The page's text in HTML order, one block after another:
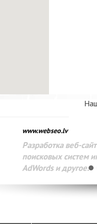
www.webseo.lv
Разработка веб-
поисковых систем
AdWords и другое.